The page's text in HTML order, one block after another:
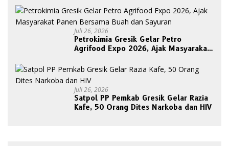
Juli 26, 2026
Petrokimia Gresik Gelar Petro
Agrifood Expo 2026, Ajak Masyarakat
Juli 26, 2026
Satpol PP Pemkab Gresik Gelar Razia
Kafe, 50 Orang Dites Narkoba dan HIV